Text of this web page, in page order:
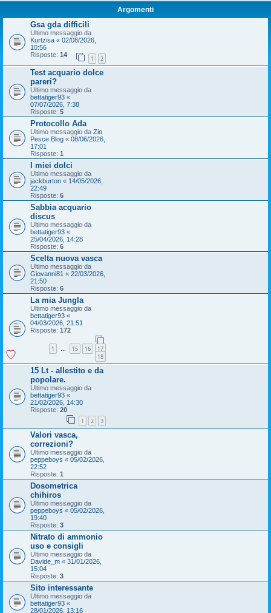
Argomenti
Gsa gda difficili
Ultimo messaggio da
Kurtzisa « 02/08/2026,
10:56
Risposte: 14 1 2
Test acquario dolce
pareri?
Ultimo messaggio da
bettatiger93 «
07/07/2026, 7:38
Risposte: 5
Protocollo Ada
Ultimo messaggio da Zio
Pesce Blog « 08/06/2026,
17:01
Risposte: 1
I miei dolci
Ultimo messaggio da
jackburton « 14/05/2026,
22:49
Risposte: 6
Sabbia acquario
discus
Ultimo messaggio da
bettatiger93 «
25/04/2026, 14:28
Risposte: 6
Scelta nuova vasca
Ultimo messaggio da
Giovanni81 « 22/03/2026,
21:50
Risposte: 6
La mia Jungla
Ultimo messaggio da
bettatiger93 «
04/03/2026, 21:51
Risposte: 172
1 … 15 16
17
18
15 Lt - allestito e da
popolare.
Ultimo messaggio da
bettatiger93 «
21/02/2026, 14:30
Risposte: 20
1 2 3
Valori vasca,
correzioni?
Ultimo messaggio da
peppeboys « 05/02/2026,
22:52
Risposte: 1
Dosometrica
chihiros
Ultimo messaggio da
peppeboys « 05/02/2026,
19:40
Risposte: 3
Nitrato di ammonio
uso e consigli
Ultimo messaggio da
Davide_m « 31/01/2026,
15:04
Risposte: 3
Sito interessante
Ultimo messaggio da
bettatiger93 «
28/01/2026, 13:16